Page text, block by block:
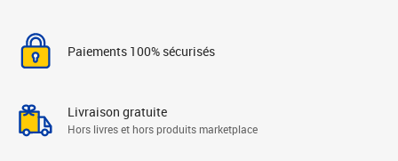
Paiements 100% sécurisés
Livraison gratuite
Hors livres et hors produits marketplace